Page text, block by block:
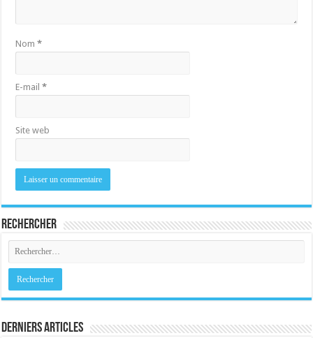
Nom*
E-mail*
Site web
Rechercher
Derniers Articles